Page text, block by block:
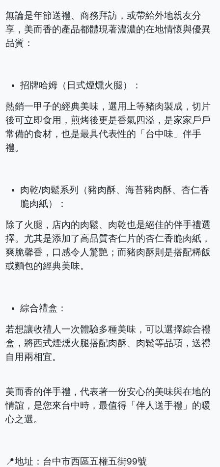
無論是年節送禮、商務拜訪，或帶給外地親友分
享，美而香的產品都體現著濃濃的在地情懷與優異
品質：
招牌哈姆（日式煙燻火腿）：
熱銷一甲子的經典美味，選用上等豬肉製成，切片
後可立即食用，煎烤後更是香氣四溢，是家家戶戶
常備的食材，也是最具代表性的「台中味」伴手
禮。
肉乾/肉鬆系列（豬肉酥、海苔豬肉酥、杏仁香
脆肉紙）：
除了火腿，店內的肉鬆、肉乾也是絕佳的伴手禮選
擇。尤其是添加了高品質杏仁片的杏仁香脆肉紙，
爽脆馨香，口感令人驚艷；而豬肉酥則是搭配稀飯
或麵包的經典美味。
綜合禮盒：
若想讓收禮人一次體驗多種美味，可以選擇綜合禮
盒，將西式煙燻火腿搭配肉酥、肉鬆等品項，送禮
自用兩相宜。
美而香的伴手禮，代表著一份安心的美味與在地的
情誼，是您來台中時，最值得「伴人送手禮」的暖
心之選。
📍地址：台中市西區五權五街99號